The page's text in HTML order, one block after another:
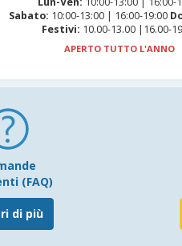
Sabato: 10:00-13:00 | 16:00-19:00
Festivi: 10.00-13.00 |16.00-
APERTO TUTTO L'ANNO
(FAQ)
di più